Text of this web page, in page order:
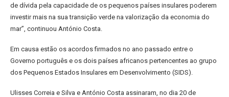
de dívida pela capacidade de os pequenos países insulares poderem
investir mais na sua transição verde na valorização da economia do
mar”, continuou António Costa.
Em causa estão os acordos firmados no ano passado entre o
Governo português e os dois países africanos pertencentes ao grupo
dos Pequenos Estados Insulares em Desenvolvimento (SIDS).
Ulisses Correia e Silva e António Costa assinaram, no dia 20 de